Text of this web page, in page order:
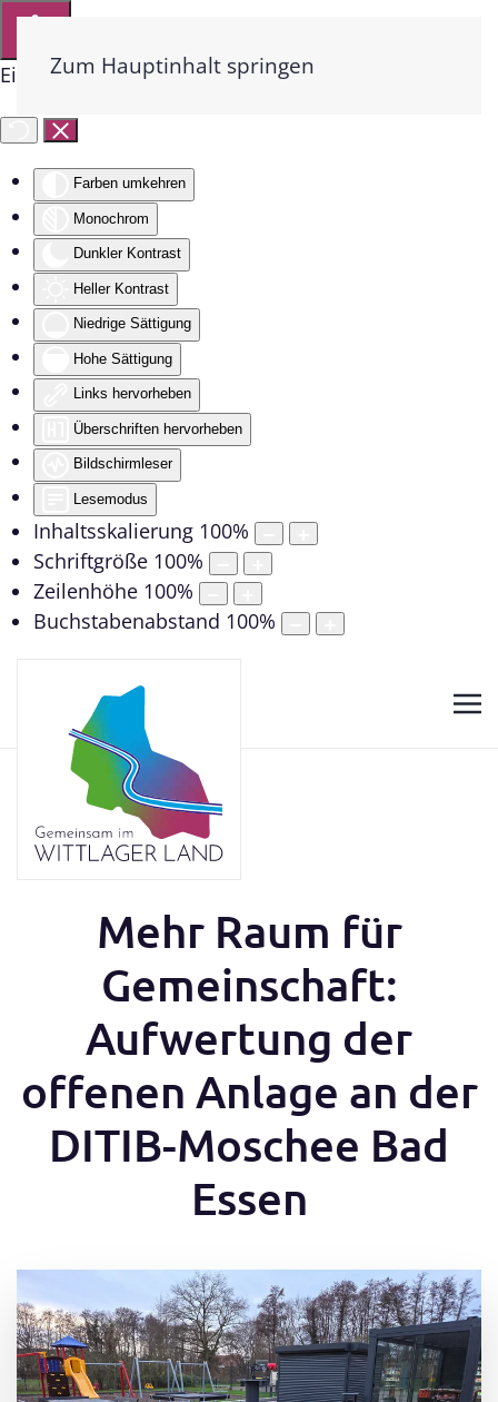
Eingabehilfen öffnen
Farben umkehren
Monochrom
Dunkler Kontrast
Heller Kontrast
Niedrige Sättigung
Hohe Sättigung
Links hervorheben
Überschriften hervorheben
Bildschirmleser
Lesemodus
Inhaltsskalierung 100%
Schriftgröße 100%
Zeilenhöhe 100%
Buchstabenabstand 100%
Zum Hauptinhalt springen
Mehr Raum für
Gemeinschaft:
Aufwertung der
offenen Anlage an der
DITIB-Moschee Bad
Essen